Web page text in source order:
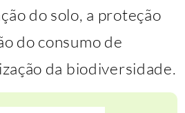
do solo, a proteção
do consumo de
da biodiversidade.